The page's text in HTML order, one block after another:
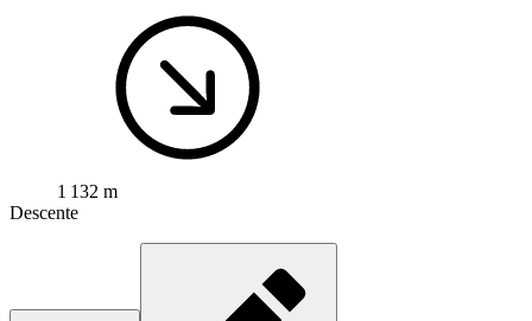
1 132 m
Descente